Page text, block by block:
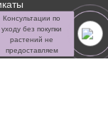
и оплата
Консультации по
уходу без покупки
растений не
предоставляем